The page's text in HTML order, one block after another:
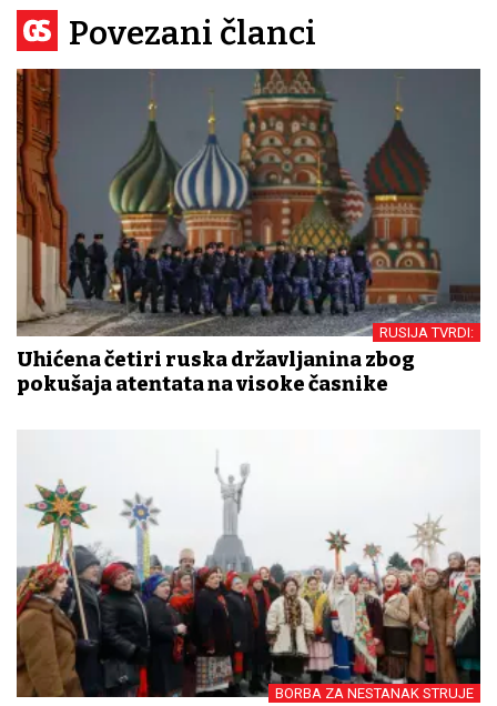
Povezani članci
RUSIJA TVRDI:
Uhićena četiri ruska državljanina zbog
pokušaja atentata na visoke časnike
BORBA ZA NESTANAK STRUJE